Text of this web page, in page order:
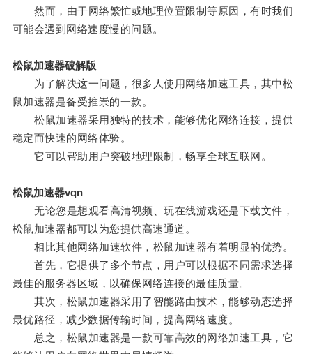
然而，由于网络繁忙或地理位置限制等原因，有时我们
可能会遇到网络速度慢的问题。
松鼠加速器破解版
为了解决这一问题，很多人使用网络加速工具，其中松
鼠加速器是备受推崇的一款。
松鼠加速器采用独特的技术，能够优化网络连接，提供
稳定而快速的网络体验。
它可以帮助用户突破地理限制，畅享全球互联网。
松鼠加速器vqn
无论您是想观看高清视频、玩在线游戏还是下载文件，
松鼠加速器都可以为您提供高速通道。
相比其他网络加速软件，松鼠加速器有着明显的优势。
首先，它提供了多个节点，用户可以根据不同需求选择
最佳的服务器区域，以确保网络连接的最佳质量。
其次，松鼠加速器采用了智能路由技术，能够动态选择
最优路径，减少数据传输时间，提高网络速度。
总之，松鼠加速器是一款可靠高效的网络加速工具，它